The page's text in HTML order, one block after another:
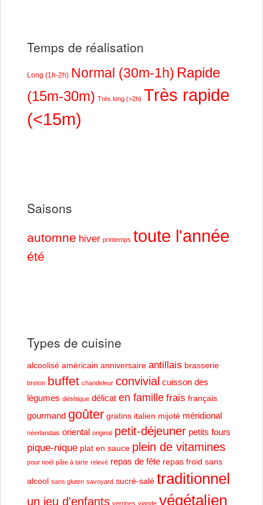
Temps de réalisation
Long (1h-2h) Normal (30m-1h) Rapide
(15m-30m) Très long (>2h) Très rapide
(<15m)
Saisons
automne hiver printemps toute l'année
été
Types de cuisine
alcoolisé américain anniversaire antillais brasserie
breton buffet chandeleur convivial cuisson des
légumes diététique délicat en famille frais français
gourmand goûter gratins italien mijoté méridional
néerlandais oriental original petit-déjeuner petits fours
pique-nique plat en sauce plein de vitamines
pour noël pâte à tarte relevé repas de fête repas froid sans
alcool sans gluten savoyard sucré-salé traditionnel
un jeu d'enfants verrines viande végétalien